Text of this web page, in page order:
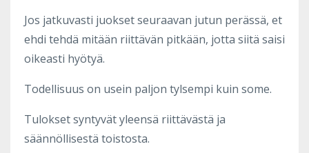
Jos jatkuvasti juokset seuraavan jutun perässä, et
ehdi tehdä mitään riittävän pitkään, jotta siitä saisi
oikeasti hyötyä.
Todellisuus on usein paljon tylsempi kuin some.
Tulokset syntyvät yleensä riittävästä ja
säännöllisestä toistosta.